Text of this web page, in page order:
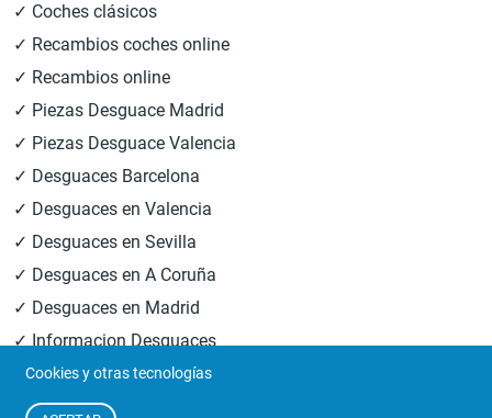
✓ Coches clásicos
✓ Recambios coches online
✓ Recambios online
✓ Piezas Desguace Madrid
✓ Piezas Desguace Valencia
✓ Desguaces Barcelona
✓ Desguaces en Valencia
✓ Desguaces en Sevilla
✓ Desguaces en A Coruña
✓ Desguaces en Madrid
✓ Informacion Desguaces
© 2026Central Desguaces Europiezas
Cookies y otras tecnologías